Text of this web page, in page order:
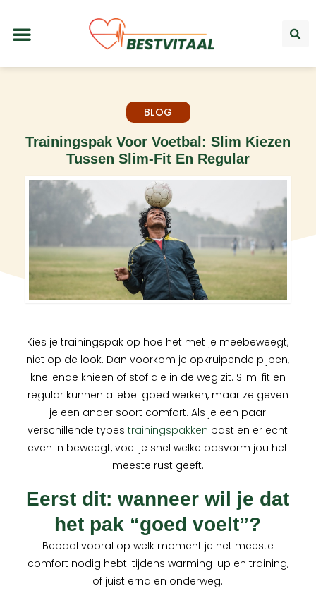
BLOG
Trainingspak Voor Voetbal: Slim Kiezen
Tussen Slim-Fit En Regular
Kies je trainingspak op hoe het met je meebeweegt,
niet op de look. Dan voorkom je opkruipende pijpen,
knellende knieën of stof die in de weg zit. Slim-fit en
regular kunnen allebei goed werken, maar ze geven
je een ander soort comfort. Als je een paar
verschillende typestrainingspakken past en er echt
even in beweegt, voel je snel welke pasvorm jou het
meeste rust geeft.
Eerst dit: wanneer wil je dat
het pak “goed voelt”?
Bepaal vooral op welk moment je het meeste
comfort nodig hebt: tijdens warming-up en training,
of juist erna en onderweg.